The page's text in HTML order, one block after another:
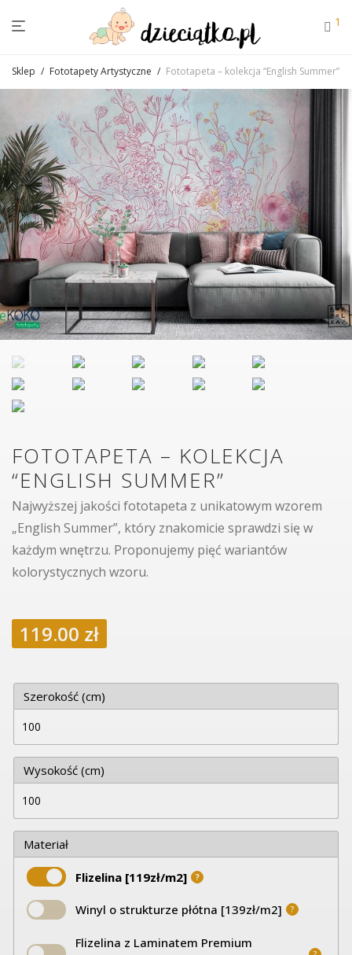
1
Sklep / Fototapety Artystyczne / Fototapeta – kolekcja “English Summer”
FOTOTAPETA – KOLEKCJA
“ENGLISH SUMMER”
Najwyższej jakości fototapeta z unikatowym wzorem
„English Summer”, który znakomicie sprawdzi się w
każdym wnętrzu. Proponujemy pięć wariantów
kolorystycznych wzoru.
119.00 zł
Szerokość (cm)
Wysokość (cm)
Materiał
Flizelina [119zł/m2] ?
Winyl o strukturze płótna [139zł/m2] ?
Flizelina z Laminatem Premium